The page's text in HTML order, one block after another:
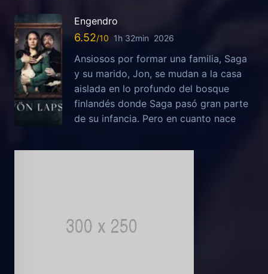
Engendro
6.52 1h 32min 2026
Ansiosos por formar una familia, Saga
y su marido, Jon, se mudan a la casa
aislada en lo profundo del bosque
finlandés donde Saga pasó gran parte
de su infancia. Pero en cuanto nace